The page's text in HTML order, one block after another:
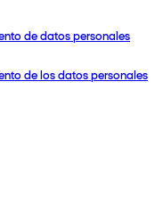
de datos personales
de los datos personales